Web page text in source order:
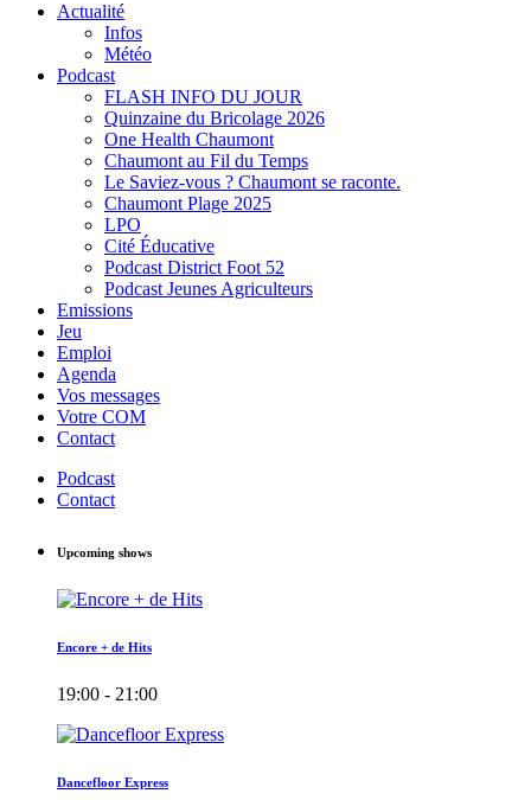
Actualité
Infos
Météo
Podcast
FLASH INFO DU JOUR
Quinzaine du Bricolage 2026
One Health Chaumont
Chaumont au Fil du Temps
Le Saviez-vous ? Chaumont se raconte.
Chaumont Plage 2025
LPO
Cité Éducative
Podcast District Foot 52
Podcast Jeunes Agriculteurs
Emissions
Jeu
Emploi
Agenda
Vos messages
Votre COM
Contact
Podcast
Contact
Upcoming shows
Encore + de Hits
19:00 - 21:00
Dancefloor Express